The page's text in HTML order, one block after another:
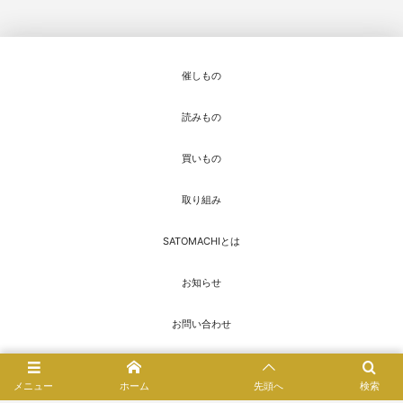
催しもの
読みもの
買いもの
取り組み
SATOMACHIとは
お知らせ
お問い合わせ
© 2016 - 2026
メニュー 検索
ホーム 先頭へ